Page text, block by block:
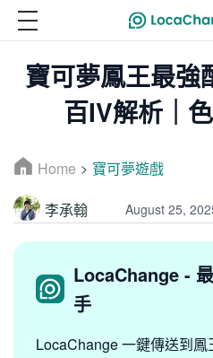
寶可夢鳳王最強
百IV解析｜
Home > 寶可夢遊戲
李承翰 August 25,
LocaChange -
手
LocaChange 一鍵傳送到